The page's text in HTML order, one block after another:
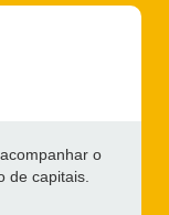
o
de capitais.